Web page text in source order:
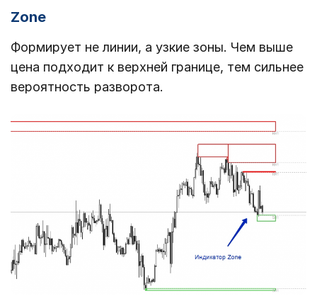
Zone
Формирует не линии, а узкие зоны. Чем выше
цена подходит к верхней границе, тем сильнее
вероятность разворота.